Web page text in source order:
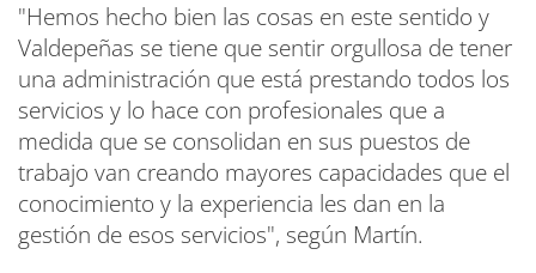
"Hemos hecho bien las cosas en este sentido y
Valdepeñas se tiene que sentir orgullosa de tener
una administración que está prestando todos los
servicios y lo hace con profesionales que a
medida que se consolidan en sus puestos de
trabajo van creando mayores capacidades que el
conocimiento y la experiencia les dan en la
gestión de esos servicios", según Martín.